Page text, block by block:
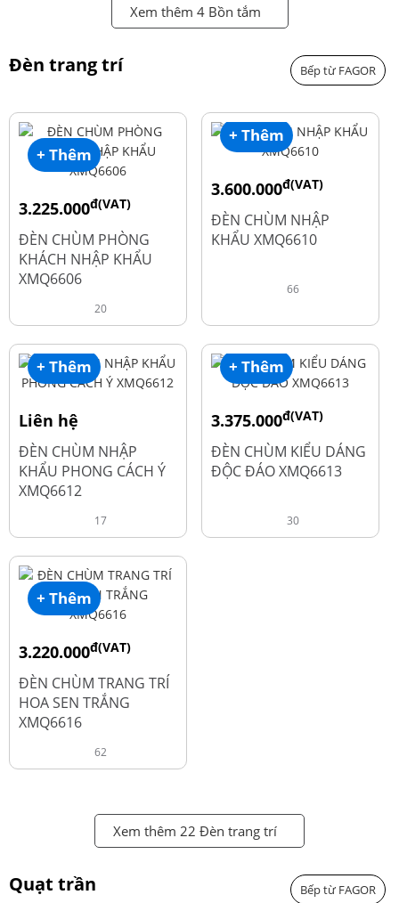
Xem thêm 4 Bồn tắm
Đèn trang trí Bếp từ FAGOR
+ Thêm
3.225.000đ(VAT)
4.300.000
ĐÈN CHÙM PHÒNG
KHÁCH NHẬP KHẨU
XMQ6606
20
+ Thêm
3.600.000đ(VAT)
4.800.000
ĐÈN CHÙM NHẬP
KHẨU XMQ6610
66
+ Thêm
Liên hệ
ĐÈN CHÙM NHẬP
KHẨU PHONG CÁCH Ý
XMQ6612
17
+ Thêm
3.375.000đ(VAT)
4.500.000
ĐÈN CHÙM KIỂU DÁNG
ĐỘC ĐÁO XMQ6613
30
+ Thêm
3.220.000đ(VAT)
4.600.000
ĐÈN CHÙM TRANG TRÍ
HOA SEN TRẮNG
XMQ6616
62
Xem thêm 22 Đèn trang trí
Quạt trần Bếp từ FAGOR